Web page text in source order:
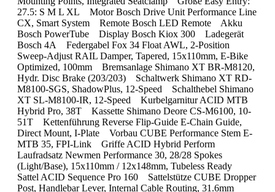
27.5: S M L XL Motor Bosch Drive Unit Performance Line
CX, Smart System Remote Bosch LED Remote Akku
Bosch PowerTube Display Bosch Kiox 300 Ladegerät
Bosch 4A Federgabel Fox 34 Float AWL, 2-Position
Sweep-Adjust RAIL Damper, Tapered, 15x110mm, E-Bike
Optimized, 100mm Bremsanlage Shimano XT BR-M8120,
Hydr. Disc Brake (203/203) Schaltwerk Shimano XT RD-
M8100-SGS, ShadowPlus, 12-Speed Schalthebel Shimano
XT SL-M8100-IR, 12-Speed Kurbelgarnitur ACID MTB
Hybrid Pro, 38T Kassette Shimano Deore CS-M6100, 10-
51T Kettenführung Reverse Flip-Guide E-Chain Guide,
Direct Mount, I-Plate Vorbau CUBE Performance Stem E-
MTB 35, FPI-Link Griffe ACID Hybrid Perform
Laufradsatz Newmen Performance 30, 28/28 Spokes
(Light/Base), 15x110mm / 12x148mm, Tubeless Ready
Sattel ACID Sequence Pro 160 Sattelstütze CUBE Dropper
Post, Handlebar Lever, Internal Cable Routing, 31.6mm